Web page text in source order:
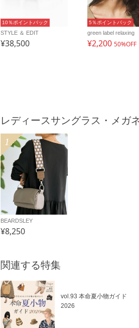
10％ポイントバック
STYLE ＆ EDIT
¥38,500
5％ポイントバック
green label relaxing
¥2,200 50%OFF
レディースサングラス・メガ
1
BEARDSLEY
¥8,250
関連する特集
vol.93 本命夏小物ガイド
2026